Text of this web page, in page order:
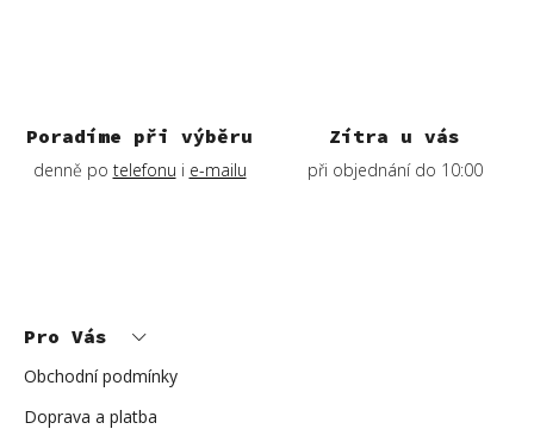
Poradíme při výběru
denně po telefonu i e-mailu
Zítra u vás
při objednání do 10:00
Pro Vás
Obchodní podmínky
Doprava a platba